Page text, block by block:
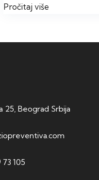
Pročitaj više
25, Beograd Srbija
73 105